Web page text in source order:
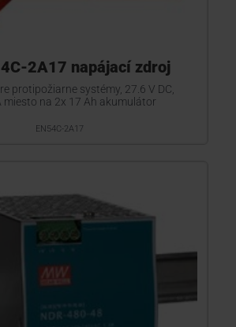
2A17 napájací zdroj
protipožiarne systémy, 27.6 V DC,
miesto na 2x 17 Ah akumulátor
EN54C-2A17